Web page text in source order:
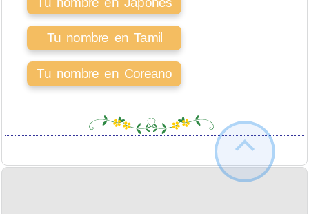
Tu nombre en Tamil
Tu nombre en Coreano